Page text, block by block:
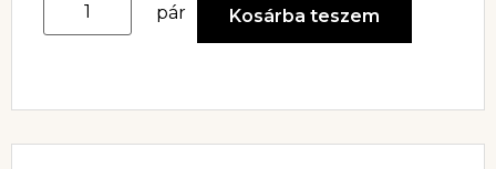
pár Kosárba teszem